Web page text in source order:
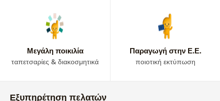
Μεγάλη ποικιλία
ταπετσαρίες & διακοσμητικά
Παραγωγή στην Ε.Ε.
ποιοτική εκτύπωση
Εξυπηρέτηση πελατών